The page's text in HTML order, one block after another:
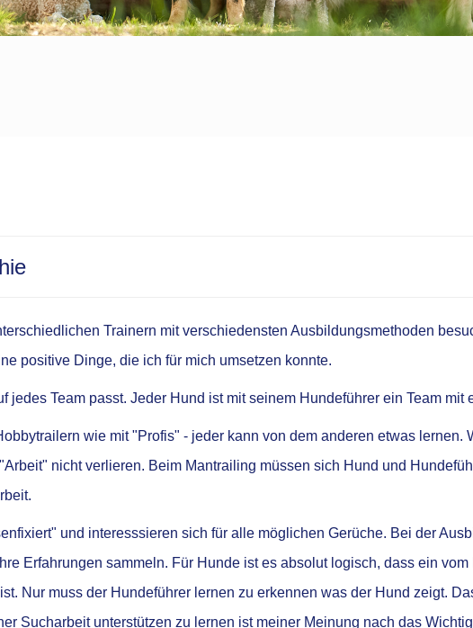
Trainern mit verschiedensten Ausbildungsmethoden
positive Dinge, die ich für mich umsetzen konnte.
jedes Team passt. Jeder Hund ist mit seinem Hundeführer ein Team mit
wie mit "Profis" - jeder kann von dem anderen etwas lernen.
nicht verlieren. Beim Mantrailing müssen sich Hund und
und interesssieren sich für alle möglichen Gerüche. Bei der
Erfahrungen sammeln. Für Hunde ist es absolut logisch, dass ein
Nur muss der Hundeführer lernen zu erkennen was der Hund zeigt.
Sucharbeit unterstützen zu lernen ist meiner Meinung nach das